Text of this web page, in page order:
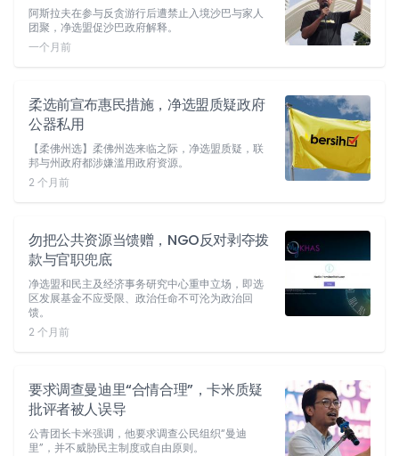
阿斯拉夫在参与反贪游行后遭禁止入境沙巴与家人
团聚，净选盟促沙巴政府解释。
一个月前
柔选前宣布惠民措施，净选盟质疑政府
公器私用
【柔佛州选】柔佛州选来临之际，净选盟质疑，联
邦与州政府都涉嫌滥用政府资源。
2 个月前
勿把公共资源当馈赠，NGO反对剥夺拨
款与官职兜底
净选盟和民主及经济事务研究中心重申立场，即选
区发展基金不应受限、政治任命不可沦为政治回
馈。
2 个月前
要求调查曼迪里“合情合理”，卡米质疑
批评者被人误导
公青团长卡米强调，他要求调查公民组织“曼迪
里”，并不威胁民主制度或自由原则。